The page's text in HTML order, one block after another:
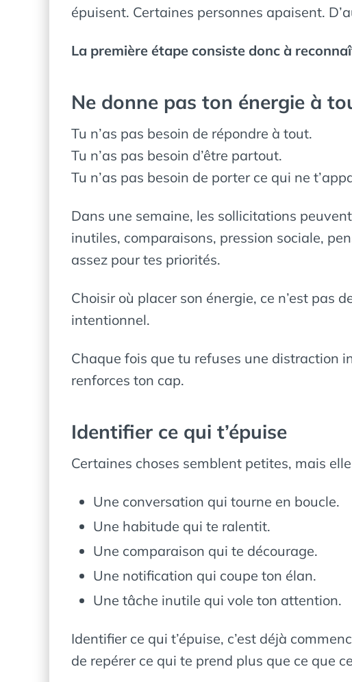
épuisent. Certaines personnes apaisent.
La première étape consiste donc à
Ne donne pas ton énergie à
Tu n’as pas besoin de répondre à tout.
Tu n’as pas besoin d’être partout.
Tu n’as pas besoin de porter ce qui ne
Dans une semaine, les sollicitations
inutiles, comparaisons, pression sociale,
assez pour tes priorités.
Choisir où placer son énergie, ce n’est pas
intentionnel.
Chaque fois que tu refuses une distraction
renforces ton cap.
Identifier ce qui t’épuise
Certaines choses semblent petites, mais
Une conversation qui tourne en boucle.
Une habitude qui te ralentit.
Une comparaison qui te décourage.
Une notification qui coupe ton élan.
Une tâche inutile qui vole ton attention.
Identifier ce qui t’épuise, c’est déjà
de repérer ce qui te prend plus que ce que